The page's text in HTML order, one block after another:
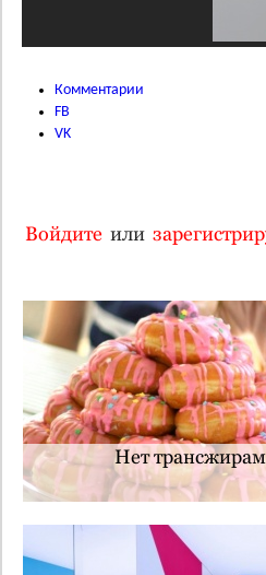
Комментарии
FB
VK
Войдите или
Нет